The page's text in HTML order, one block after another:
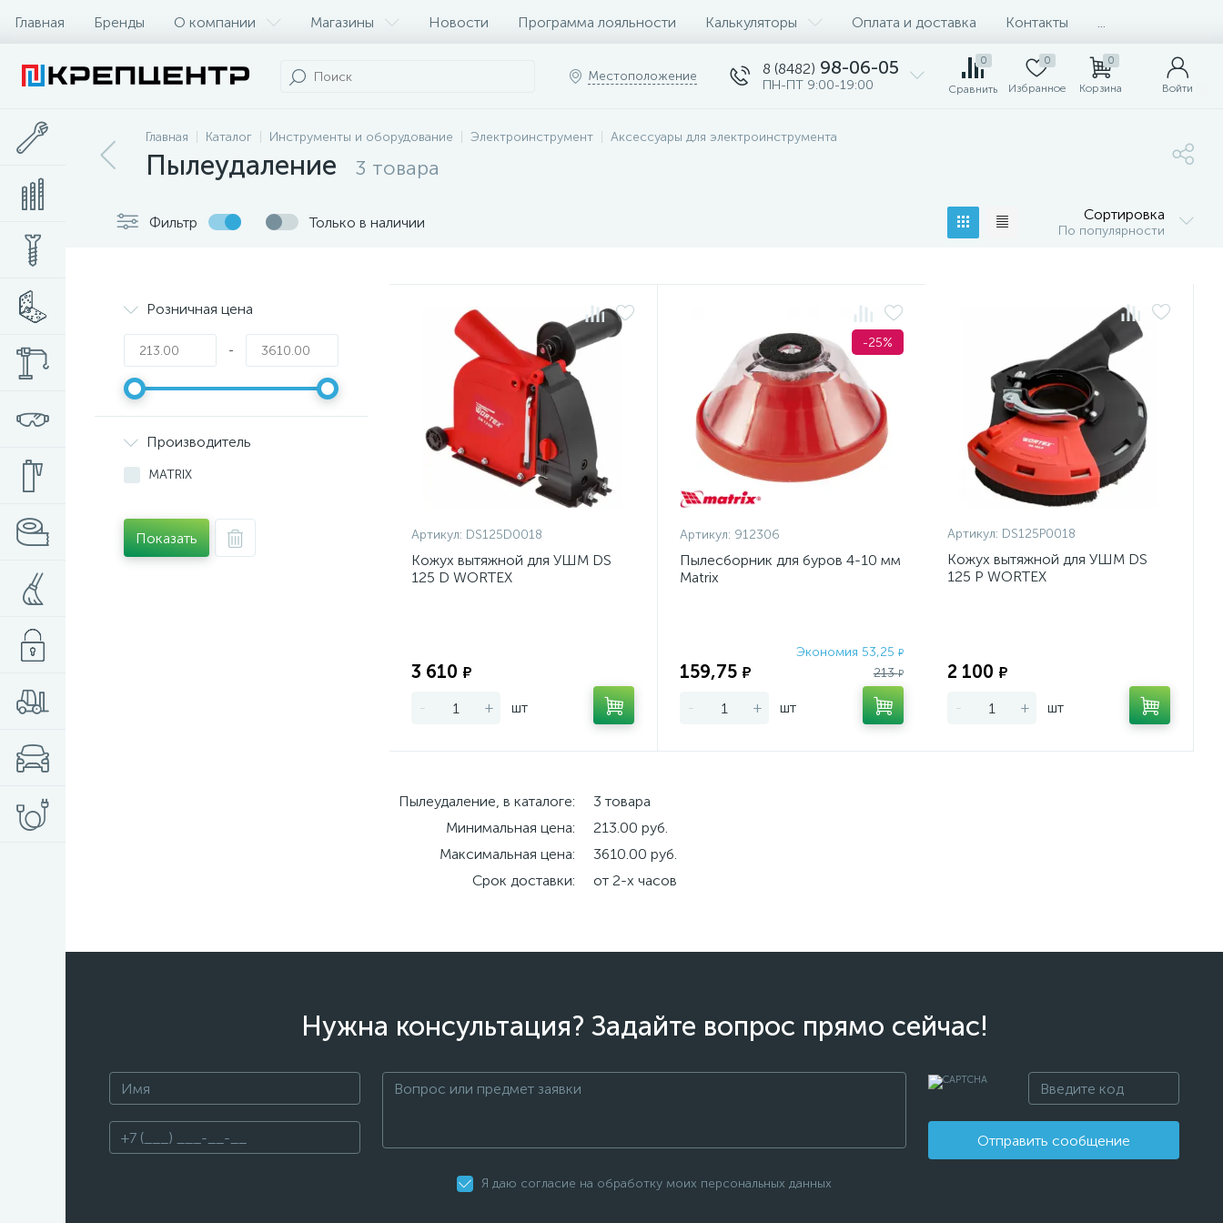
Главная Бренды О компании Магазины Новости Программа лояльности Калькуляторы Оплата и доставка Контакты
Местоположение 8 (8482) 98-06-05
ПН-ПТ 9:00-19:00
0
Сравнить
0
Избранное
0
Корзина Войти
Главная Каталог Инструменты и оборудование Электроинструмент Аксессуары для электроинструмента
Пылеудаление 3 товара
Фильтр Только в наличии Сортировка
По популярности
Розничная цена
-
Производитель
MATRIX
Показать Артикул: DS125D0018
Кожух вытяжной для УШМ DS
125 D WORTEX
3 610 ₽
- + шт
-25%
Артикул: 912306
Пылесборник для буров 4-10 мм
Matrix
Экономия 53,25 ₽
159,75 ₽ 213₽
- + шт
Артикул: DS125P0018
Кожух вытяжной для УШМ DS
125 P WORTEX
2 100 ₽
- + шт
Пылеудаление, в каталоге:
3 товара
Минимальная цена:
213.00 руб.
Максимальная цена:
3610.00 руб.
Срок доставки:
от 2-х часов
Нужна консультация? Задайте вопрос прямо сейчас!
Отправить сообщение
Я даю согласие на обработку моих персональных данных